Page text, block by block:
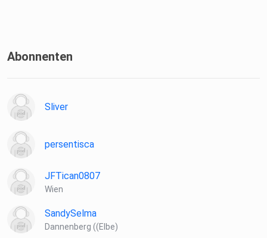
Abonnenten
Sliver
persentisca
JFTican0807
Wien
SandySelma
Dannenberg ((Elbe)